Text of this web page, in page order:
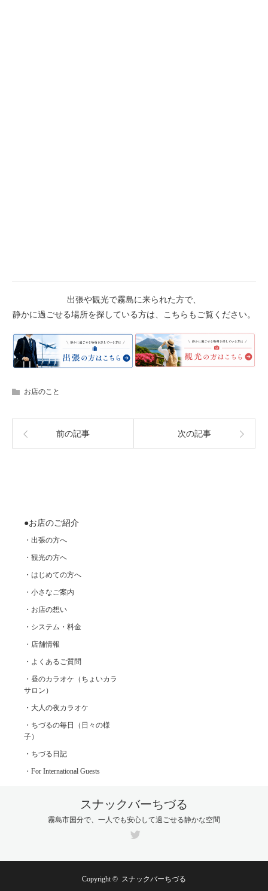
出張や観光で霧島に来られた方で、
静かに過ごせる場所を探している方は、こちらもご覧ください。
お店のこと
前の記事 次の記事
●お店のご紹介
・出張の方へ
・観光の方へ
・はじめての方へ
・小さなご案内
・お店の想い
・システム・料金
・店舗情報
・よくあるご質問
・昼のカラオケ（ちょいカラ
サロン）
・大人の夜カラオケ
・ちづるの毎日（日々の様
子）
・ちづる日記
・For International Guests
スナックバーちづる
霧島市国分で、一人でも安心して過ごせる静かな空間
Copyright © スナックバーちづる